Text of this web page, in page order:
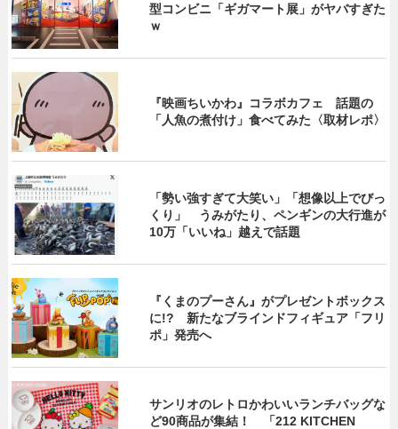
型コンビニ「ギガマート展」がヤバすぎた
ｗ
『映画ちいかわ』コラボカフェ 話題の
「人魚の煮付け」食べてみた〈取材レポ〉
「勢い強すぎて大笑い」「想像以上でびっ
くり」 うみがたり、ペンギンの大行進が
10万「いいね」越えで話題
『くまのプーさん』がプレゼントボックス
に!? 新たなブラインドフィギュア「フリ
ポ」発売へ
サンリオのレトロかわいいランチバッグな
ど90商品が集結！ 「212 KITCHEN